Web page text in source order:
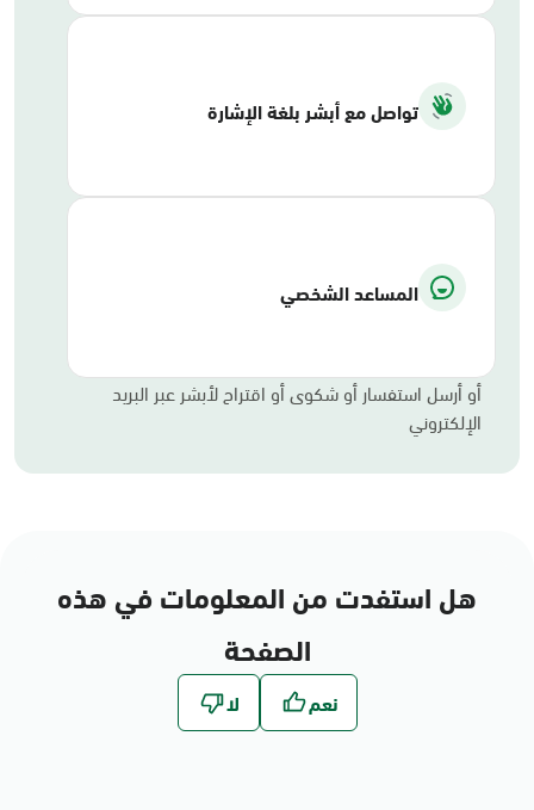
تواصل مع أبشر بلغة الإشارة
المساعد الشخصي
أو أرسل استفسار أو شكوى أو اقتراح لأبشر عبر البريد
الإلكتروني
هل استفدت من المعلومات في هذه
الصفحة